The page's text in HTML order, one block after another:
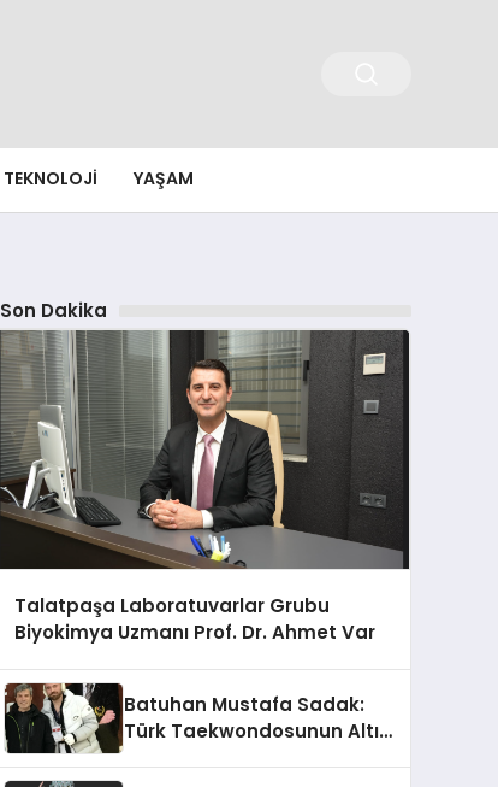
TEKNOLOJI YAŞAM
Son Dakika
Talatpaşa Laboratuvarlar Grubu
Biyokimya Uzmanı Prof. Dr. Ahmet Var
Batuhan Mustafa Sadak:
Türk Taekwondosunun Altın